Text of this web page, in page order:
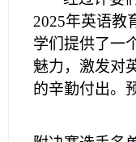
2025年英语教
学们提供了一
魅力，激发对
的辛勤付出。